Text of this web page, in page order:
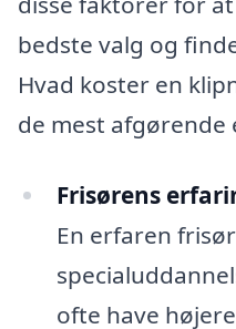
bedste valg og
Hvad koster en
de mest afgørende
Frisørens
En erfaren
ofte have